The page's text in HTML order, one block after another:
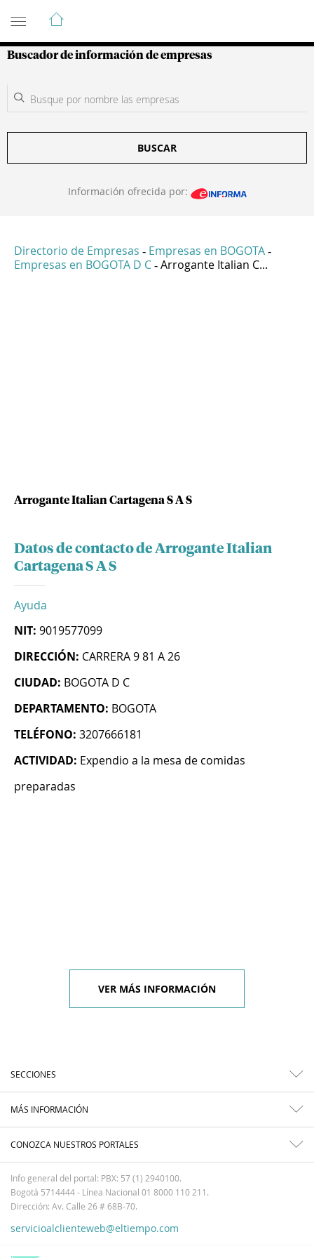
Guía de Empresas Colombianas
Buscador de información de empresas
BUSCAR
Información ofrecida por:
Directorio de Empresas - Empresas en BOGOTA -
Empresas en BOGOTA D C - Arrogante Italian C...
Arrogante Italian Cartagena S A S
Datos de contacto de Arrogante Italian
Cartagena S A S
Ayuda
NIT: 9019577099
DIRECCIÓN: CARRERA 9 81 A 26
CIUDAD: BOGOTA D C
DEPARTAMENTO: BOGOTA
TELÉFONO: 3207666181
ACTIVIDAD: Expendio a la mesa de comidas
preparadas
VER MÁS INFORMACIÓN
SECCIONES
MÁS INFORMACIÓN
CONOZCA NUESTROS PORTALES
Info general del portal: PBX: 57 (1) 2940100.
Bogotá 5714444 - Línea Nacional 01 8000 110 211.
Dirección: Av. Calle 26 # 68B-70.
servicioalclienteweb@eltiempo.com